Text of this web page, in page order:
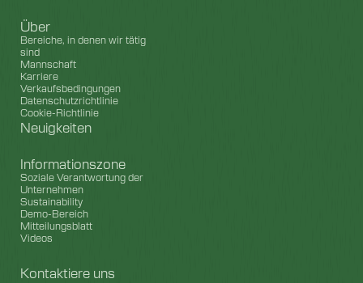
Über
Bereiche, in denen wir tätig
sind
Mannschaft
Karriere
Verkaufsbedingungen
Datenschutzrichtlinie
Cookie-Richtlinie
Neuigkeiten
Informationszone
Soziale Verantwortung der
Unternehmen
Sustainability
Demo-Bereich
Mitteilungsblatt
Videos
Kontaktiere uns